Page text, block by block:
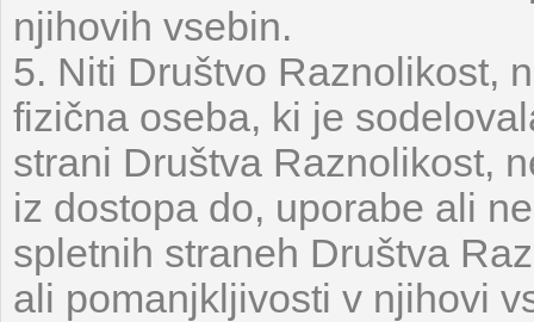
njihovih vsebin.
5. Niti Društvo Raznolikost,
fizična oseba, ki je
strani Društva Raznolikost,
iz dostopa do, uporabe ali
spletnih straneh Društva
ali pomanjkljivosti v njihovi